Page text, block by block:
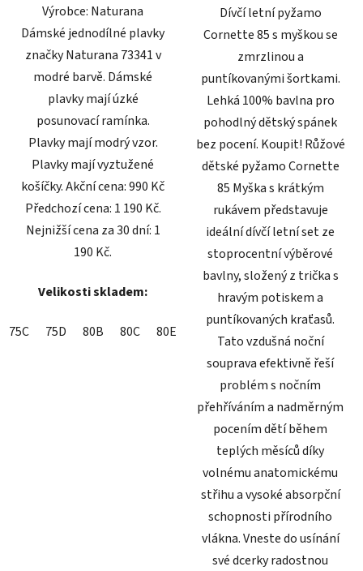
Výrobce: Naturana
Dámské jednodílné plavky
značky Naturana 73341 v
modré barvě. Dámské
plavky mají úzké
posunovací ramínka.
Plavky mají modrý vzor.
Plavky mají vyztužené
košíčky. Akční cena: 990 Kč
Předchozí cena: 1 190 Kč.
Nejnižší cena za 30 dní: 1
190 Kč.
Velikosti skladem:
75C 75D 80B 80C 80E 85B
Dívčí letní pyžamo
Cornette 85 s myškou se
zmrzlinou a
puntíkovanými šortkami.
Lehká 100% bavlna pro
pohodlný dětský spánek
bez pocení. Koupit! Růžové
dětské pyžamo Cornette
85 Myška s krátkým
rukávem představuje
ideální dívčí letní set ze
stoprocentní výběrové
bavlny, složený z trička s
hravým potiskem a
puntíkovaných kraťasů.
Tato vzdušná noční
souprava efektivně řeší
problém s nočním
přehříváním a nadměrným
pocením dětí během
teplých měsíců díky
volnému anatomickému
střihu a vysoké absorpční
schopnosti přírodního
vlákna. Vneste do usínání
své dcerky radostnou